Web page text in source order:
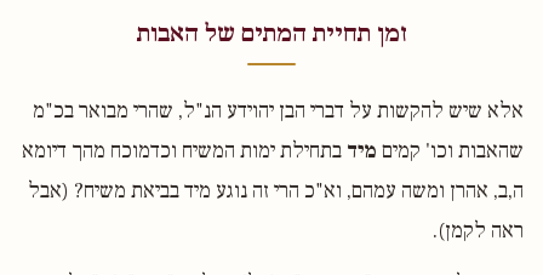
זמן תחיית המתים של האבות
אלא שיש להקשות על דברי הבן יהוידע הנ"ל, שהרי מבואר בכ"מ
שהאבות וכו' קמים מיד בתחילת ימות המשיח וכדמוכח מהך דיומא
ה,ב, אהרן ומשה עמהם, וא"כ הרי זה נוגע מיד בביאת משיח? (אבל
ראה לקמן).